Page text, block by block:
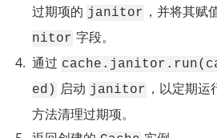
过期项的 janitor ，并将其赋
nitor 字段。
通过
ed) 启动 janitor ，以定期运
方法清理过期项。